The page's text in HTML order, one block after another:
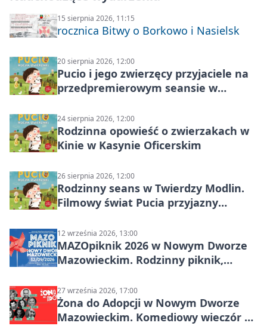
15 sierpnia 2026, 11:15
rocznica Bitwy o Borkowo i Nasielsk
20 sierpnia 2026, 12:00
Pucio i jego zwierzęcy przyjaciele na
przedpremierowym seansie w
24 sierpnia 2026, 12:00
Rodzinna opowieść o zwierzakach w
Kinie w Kasynie Oficerskim
26 sierpnia 2026, 12:00
Rodzinny seans w Twierdzy Modlin.
Filmowy świat Pucia przyjazny
12 września 2026, 13:00
MAZOpiknik 2026 w Nowym Dworze
Mazowieckim. Rodzinny piknik,
27 września 2026, 17:00
Żona do Adopcji w Nowym Dworze
Mazowieckim. Komediowy wieczór w